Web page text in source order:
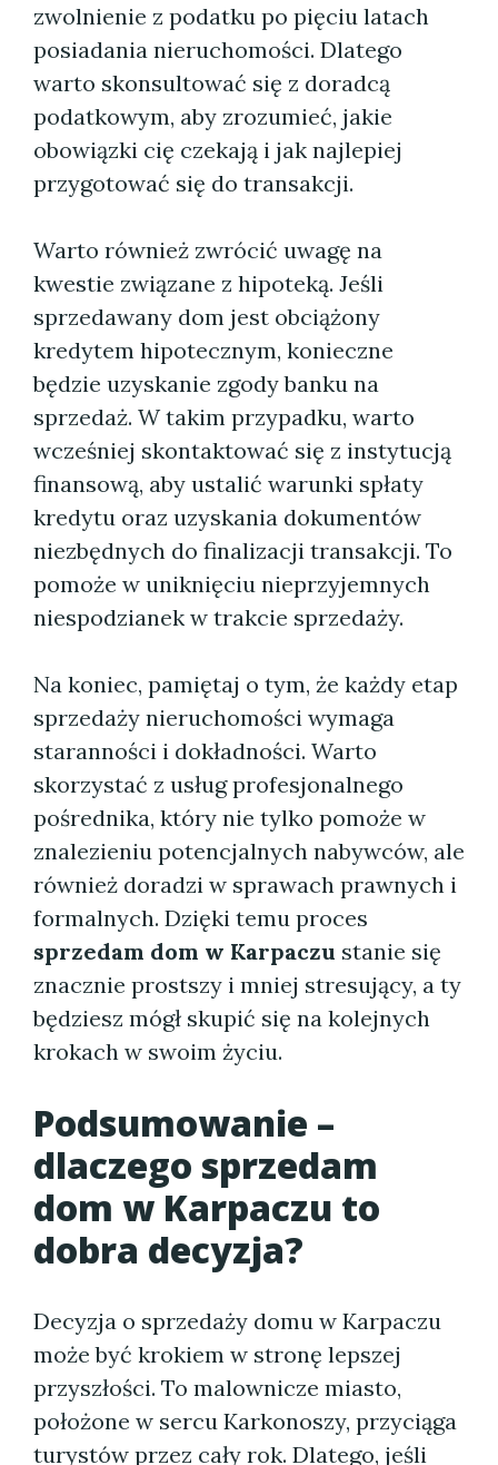
zwolnienie z podatku po pięciu latach
posiadania nieruchomości. Dlatego
warto skonsultować się z doradcą
podatkowym, aby zrozumieć, jakie
obowiązki cię czekają i jak najlepiej
przygotować się do transakcji.
Warto również zwrócić uwagę na
kwestie związane z hipoteką. Jeśli
sprzedawany dom jest obciążony
kredytem hipotecznym, konieczne
będzie uzyskanie zgody banku na
sprzedaż. W takim przypadku, warto
wcześniej skontaktować się z instytucją
finansową, aby ustalić warunki spłaty
kredytu oraz uzyskania dokumentów
niezbędnych do finalizacji transakcji. To
pomoże w uniknięciu nieprzyjemnych
niespodzianek w trakcie sprzedaży.
Na koniec, pamiętaj o tym, że każdy etap
sprzedaży nieruchomości wymaga
staranności i dokładności. Warto
skorzystać z usług profesjonalnego
pośrednika, który nie tylko pomoże w
znalezieniu potencjalnych nabywców, ale
również doradzi w sprawach prawnych i
formalnych. Dzięki temu proces
sprzedam dom w Karpaczu stanie się
znacznie prostszy i mniej stresujący, a ty
będziesz mógł skupić się na kolejnych
krokach w swoim życiu.
Podsumowanie –
dlaczego sprzedam
dom w Karpaczu to
dobra decyzja?
Decyzja o sprzedaży domu w Karpaczu
może być krokiem w stronę lepszej
przyszłości. To malownicze miasto,
położone w sercu Karkonoszy, przyciąga
turystów przez cały rok. Dlatego, jeśli